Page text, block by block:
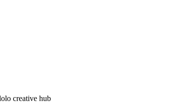
creative hub